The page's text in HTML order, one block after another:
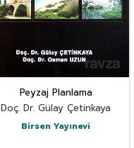
Peyzaj Planlama
Doç. Dr. Gülay Çetinkaya
Birsen Yayınevi